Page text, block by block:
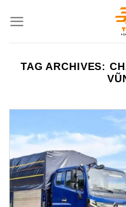
TAG ARCHIVES: